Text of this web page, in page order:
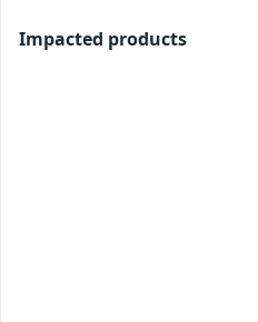
Impacted products